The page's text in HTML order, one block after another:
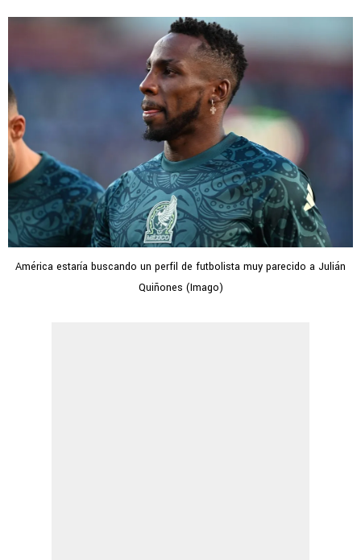
América estaría buscando un perfil de futbolista muy parecido a Julián
Quiñones (Imago)